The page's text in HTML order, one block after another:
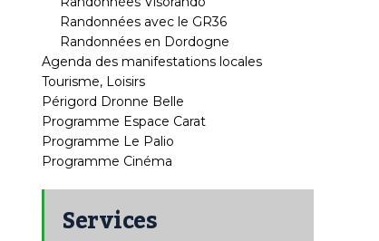
Randonnées avec le GR36
Randonnées en Dordogne
Agenda des manifestations locales
Tourisme, Loisirs
Périgord Dronne Belle
Programme Espace Carat
Programme Le Palio
Programme Cinéma
Services